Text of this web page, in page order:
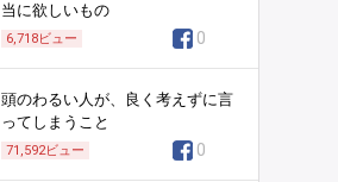
当に欲しいもの
6,718ビュー 0
頭のわるい人が、良く考えずに言
ってしまうこと
71,592ビュー 0